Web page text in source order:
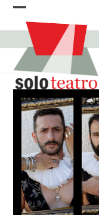
Skip
content
Open
mobile
menu
Close
mobile
menu